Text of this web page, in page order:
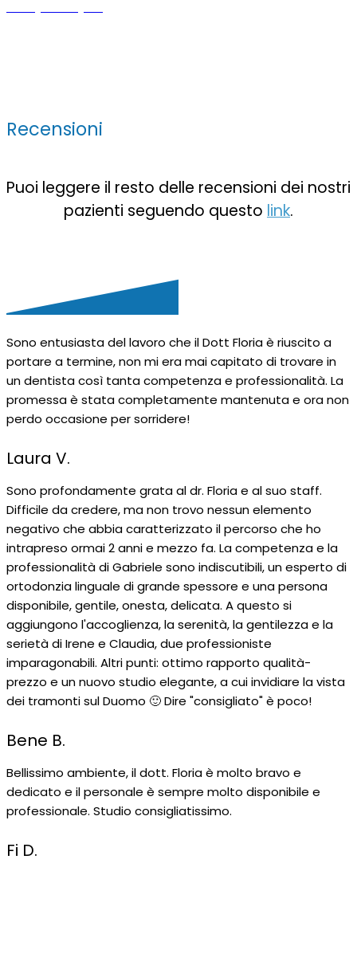
Scopri di più
Recensioni
Puoi leggere il resto delle recensioni dei nostri
pazienti seguendo questo link.
Sono entusiasta del lavoro che il Dott Floria è riuscito a
portare a termine, non mi era mai capitato di trovare in
un dentista così tanta competenza e professionalità. La
promessa è stata completamente mantenuta e ora non
perdo occasione per sorridere!
Laura V.
Sono profondamente grata al dr. Floria e al suo staff.
Difficile da credere, ma non trovo nessun elemento
negativo che abbia caratterizzato il percorso che ho
intrapreso ormai 2 anni e mezzo fa. La competenza e la
professionalità di Gabriele sono indiscutibili, un esperto di
ortodonzia linguale di grande spessore e una persona
disponibile, gentile, onesta, delicata. A questo si
aggiungono l'accoglienza, la serenità, la gentilezza e la
serietà di Irene e Claudia, due professioniste
imparagonabili. Altri punti: ottimo rapporto qualità-
prezzo e un nuovo studio elegante, a cui invidiare la vista
dei tramonti sul Duomo 🙂 Dire "consigliato" è poco!
Bene B.
Bellissimo ambiente, il dott. Floria è molto bravo e
dedicato e il personale è sempre molto disponibile e
professionale. Studio consigliatissimo.
Fi D.